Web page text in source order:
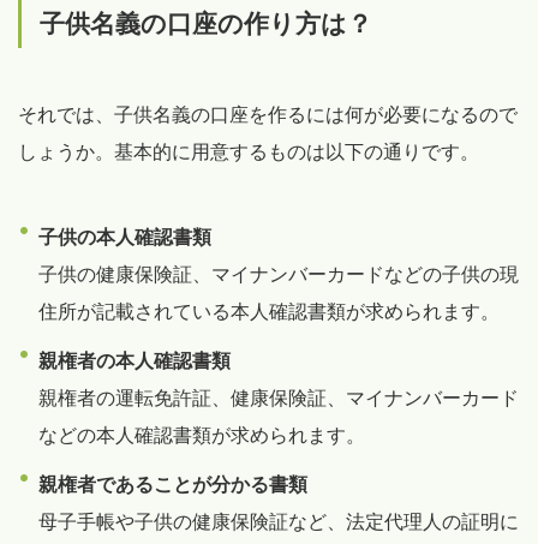
子供名義の口座の作り方は？
それでは、子供名義の口座を作るには何が必要になるので
しょうか。基本的に用意するものは以下の通りです。
子供の本人確認書類
子供の健康保険証、マイナンバーカードなどの子供の現
住所が記載されている本人確認書類が求められます。
親権者の本人確認書類
親権者の運転免許証、健康保険証、マイナンバーカード
などの本人確認書類が求められます。
親権者であることが分かる書類
母子手帳や子供の健康保険証など、法定代理人の証明に